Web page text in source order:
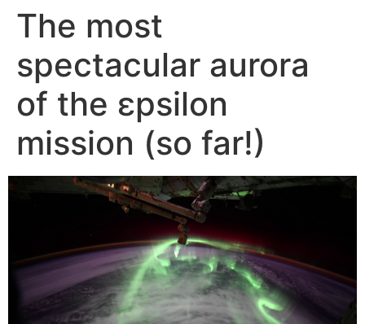
Skip
content
The most
spectacular aurora
of the εpsilon
mission (so far!)